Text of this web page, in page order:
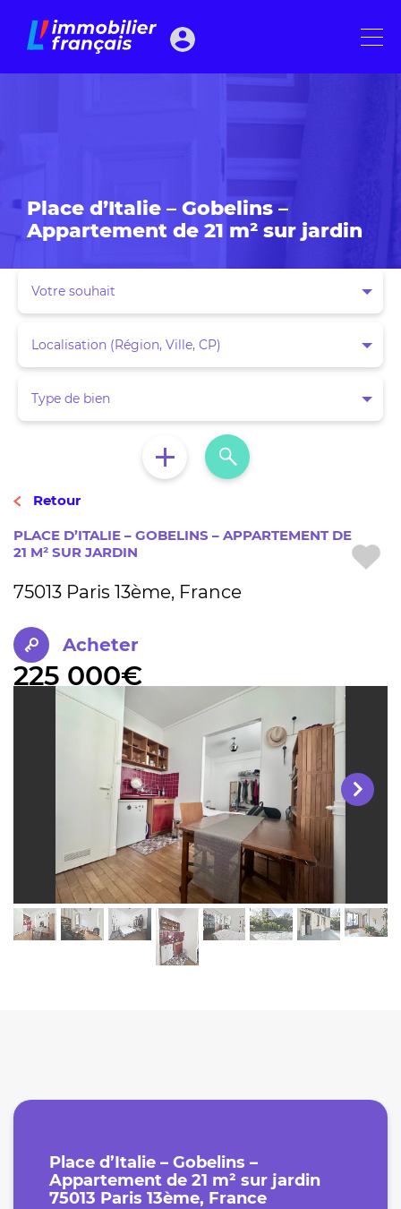
Place d’Italie – Gobelins –
Appartement de 21 m² sur jardin
Votre souhait
Localisation (Région, Ville, CP)
Type de bien
Retour
PLACE D’ITALIE – GOBELINS – APPARTEMENT DE
21 M² SUR JARDIN
75013 Paris 13ème, France
Acheter
225 000€
Place d’Italie – Gobelins –
Appartement de 21 m² sur jardin
75013 Paris 13ème, France